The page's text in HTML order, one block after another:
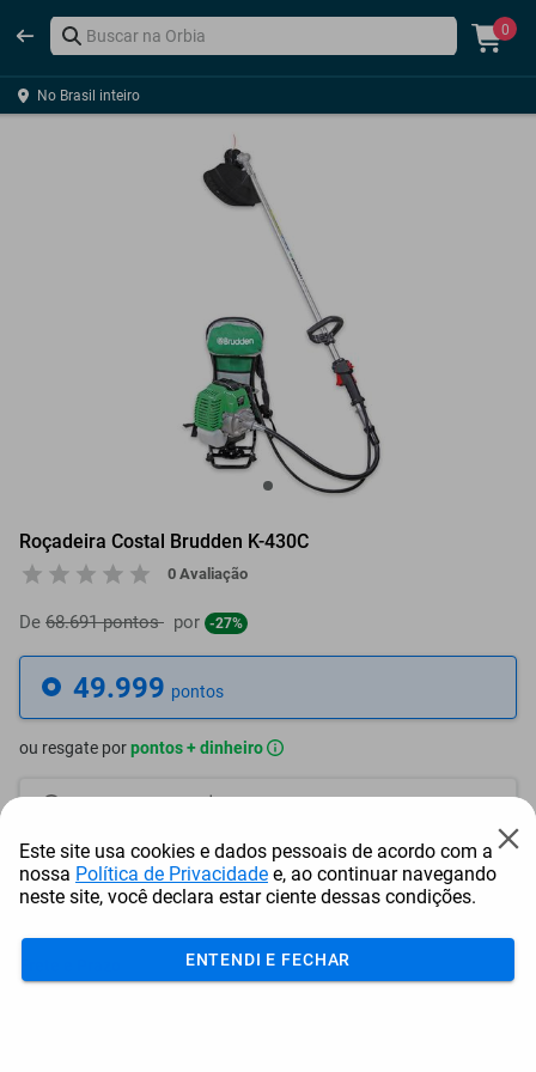
0
No Brasil inteiro
Roçadeira Costal Brudden K-430C
0 Avaliação
De 68.691 pontos por -27%
49.999 pontos
ou resgate porpontos + dinheiro
45.000 + R$ 229,95
42.500 pontos + R$ 344,95
40.000 pontos + R$ 459,95
Este site usa cookies e dados pessoais de acordo com a
nossa Política de Privacidade e, ao continuar navegando
neste site, você declara estar ciente dessas condições.
ENTENDI E FECHAR